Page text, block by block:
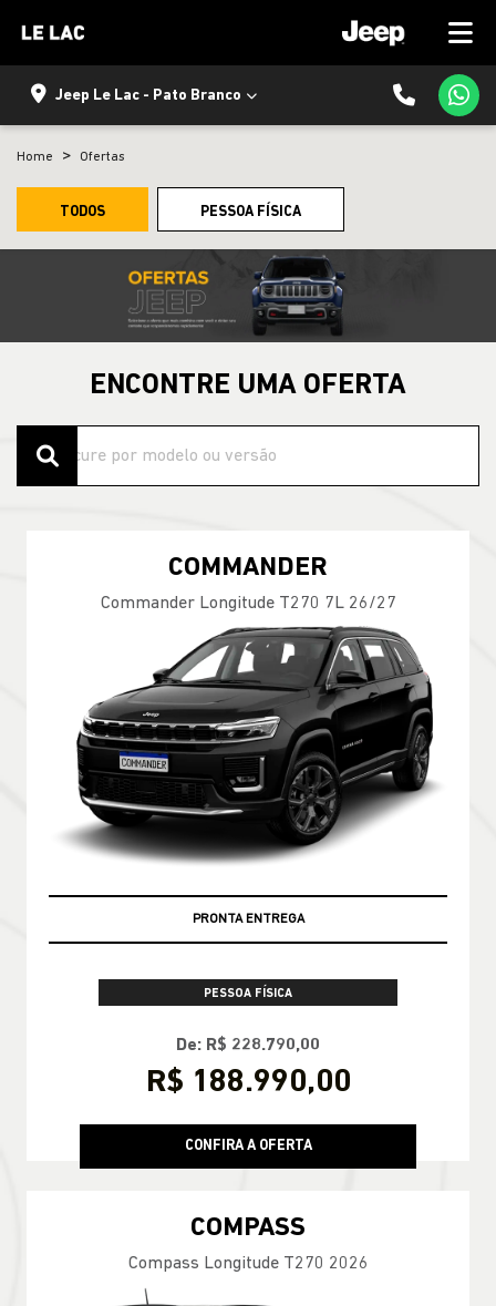
Jeep Le Lac - Pato Branco
Home Ofertas
TODOS PESSOA FÍSICA
ENCONTRE UMA OFERTA
COMMANDER
Commander Longitude T270 7L 26/27
PRONTA ENTREGA
PESSOA FÍSICA
De: R$ 228.790,00
R$ 188.990,00
CONFIRA A OFERTA
COMPASS
Compass Longitude T270 2026